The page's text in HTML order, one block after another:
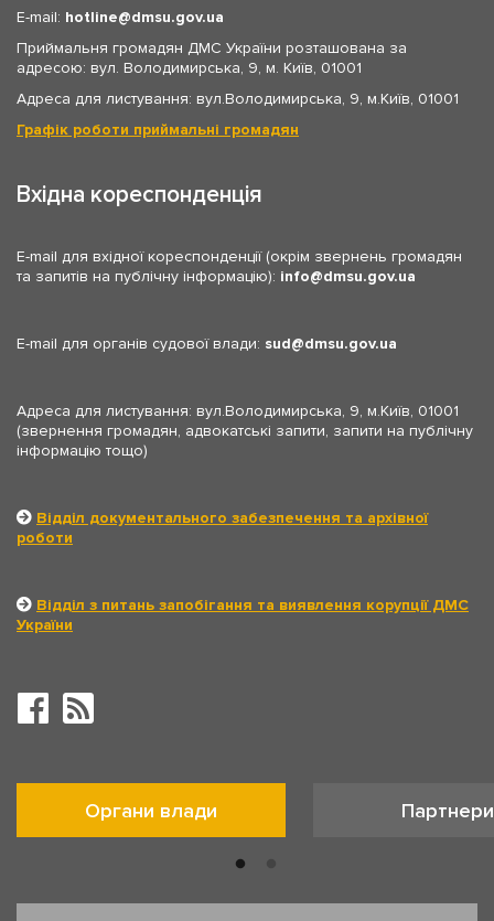
E-mail: hotline
dmsu.gov.ua
Приймальня громадян ДМС України розташована за
адресою: вул. Володимирська, 9, м. Київ, 01001
Адреса для листування: вул.Володимирська, 9, м.Київ, 01001
Графік роботи приймальні громадян
Вхідна кореспонденція
E-mail для вхідної кореспонденції (окрім звернень громадян
та запитів на публічну інформацію): info dmsu.gov.ua
E-mail для органів судової влади: sud dmsu.gov.ua
Адреса для листування: вул.Володимирська, 9, м.Київ, 01001
(звернення громадян, адвокатські запити, запити на публічну
інформацію тощо)
Відділ документального забезпечення та архівної
роботи
Відділ з питань запобігання та виявлення корупції ДМС
України
Органи влади Партнери